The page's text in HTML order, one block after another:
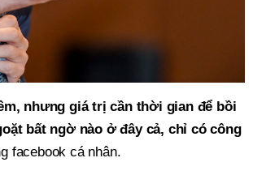
nhưng giá trị cần thời gian để bồi
bất ngờ nào ở đây cả, chỉ có công
facebook cá nhân.